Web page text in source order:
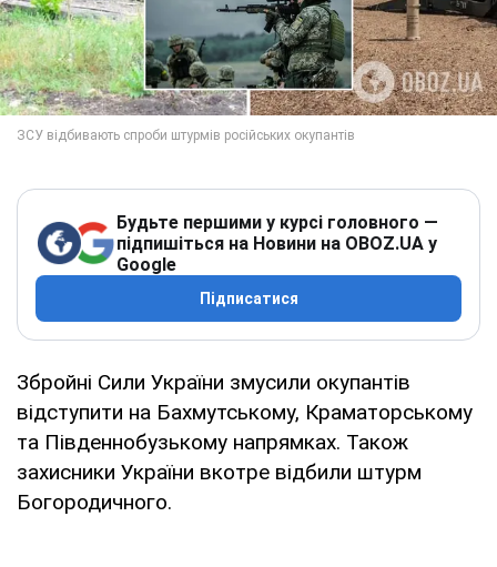
Будьте першими у курсі головного —
підпишіться на Новини на OBOZ.UA у
Google
Підписатися
Збройні Сили України змусили окупантів
відступити на Бахмутському, Краматорському
та Південнобузькому напрямках. Також
захисники України вкотре відбили штурм
Богородичного.